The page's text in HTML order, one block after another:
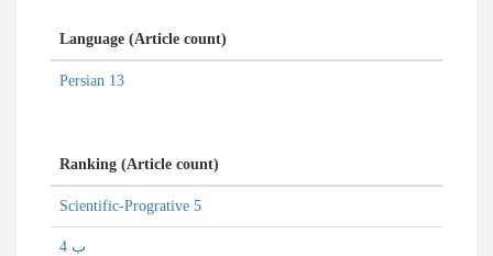
Language (Article count)
Persian 13
Ranking (Article count)
Scientific-Progrative 5
ب 4